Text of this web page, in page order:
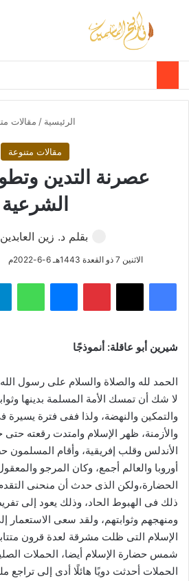
بحث عن
الرئيسية / مقالات
مقالات متنوعة
عصرنة التدين
الشرعية
بقلم د. زين
الاثنين 7 ذو القعدة 1443هـ 6-6-2022م
فيسبوك ‫X بينتيريستماسنجر
شيرين أبو عاقلة: أنموذجًا
الحمد لله والصلاة والسلام على رسول
لا شك أن تمسك الأمة المسلمة بدينها
والتمكين والنهضة، ولذا ففى فترة
والأزمنة، ظهر الإسلام وامتدت رقعته
الأندلس وقلب إفريقية، وأقام المسلمون
أوروبا والعالم أجمع، وكان المرجو
الحضارة،ولكن الذى حدث أن منحنى
ذلك فى الهبوط الحاد، وذلك يعود إلى
ومنهجهم وثوابتهم، ولقد سعى
الإسلام التى ظلت مشرقة لعدة قرون
شمس حضارة الإسلام أيضا، الحملات
الحملات أحدثت دويًا هائلًا أدى إلى